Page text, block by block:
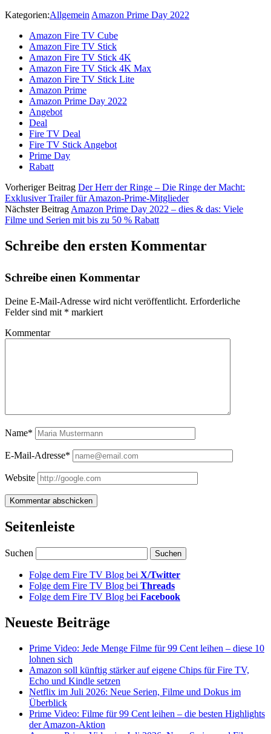
Kategorien:Allgemein Amazon Prime Day 2022
Amazon Fire TV Cube
Amazon Fire TV Stick
Amazon Fire TV Stick 4K
Amazon Fire TV Stick 4K Max
Amazon Fire TV Stick Lite
Amazon Prime
Amazon Prime Day 2022
Angebot
Deal
Fire TV Deal
Fire TV Stick Angebot
Prime Day
Rabatt
Vorheriger Beitrag Der Herr der Ringe – Die Ringe der Macht:
Exklusiver Trailer für Amazon-Prime-Mitglieder
Nächster Beitrag Amazon Prime Day 2022 – dies & das: Viele
Filme und Serien mit bis zu 50 % Rabatt
Schreibe den ersten Kommentar
Schreibe einen Kommentar
Deine E-Mail-Adresse wird nicht veröffentlicht. Erforderliche
Felder sind mit * markiert
Kommentar
Name*
E-Mail-Adresse*
Website
Seitenleiste
Suchen
Folge dem Fire TV Blog bei X/Twitter
Folge dem Fire TV Blog bei Threads
Folge dem Fire TV Blog bei Facebook
Neueste Beiträge
Prime Video: Jede Menge Filme für 99 Cent leihen – diese 10
lohnen sich
Amazon soll künftig stärker auf eigene Chips für Fire TV,
Echo und Kindle setzen
Netflix im Juli 2026: Neue Serien, Filme und Dokus im
Überblick
Prime Video: Filme für 99 Cent leihen – die besten Highlights
der Amazon-Aktion